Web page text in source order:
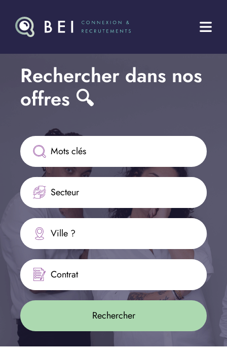
Rechercher dans nos
offres 🔍
Secteur
Ville ?
Contrat